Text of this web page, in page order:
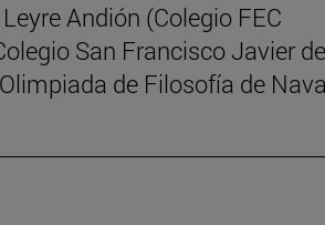
Andión (Colegio FEC
San Francisco Javier de
de Filosofía de